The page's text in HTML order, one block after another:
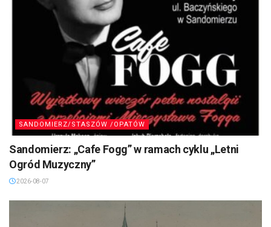
SANDOMIERZ/STASZÓW /OPATÓW
Sandomierz: „Cafe Fogg” w ramach cyklu „Letni
Ogród Muzyczny”
2026-08-07